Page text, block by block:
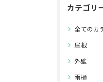
カテゴリ
全てのカ
屋根
外壁
雨樋